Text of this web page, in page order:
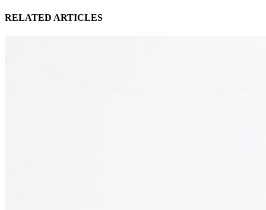
RELATED ARTICLES